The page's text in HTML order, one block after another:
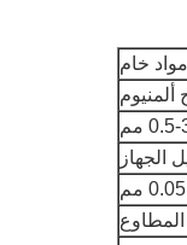
مواد خام
ألمنيوم
3 مم
الجهاز